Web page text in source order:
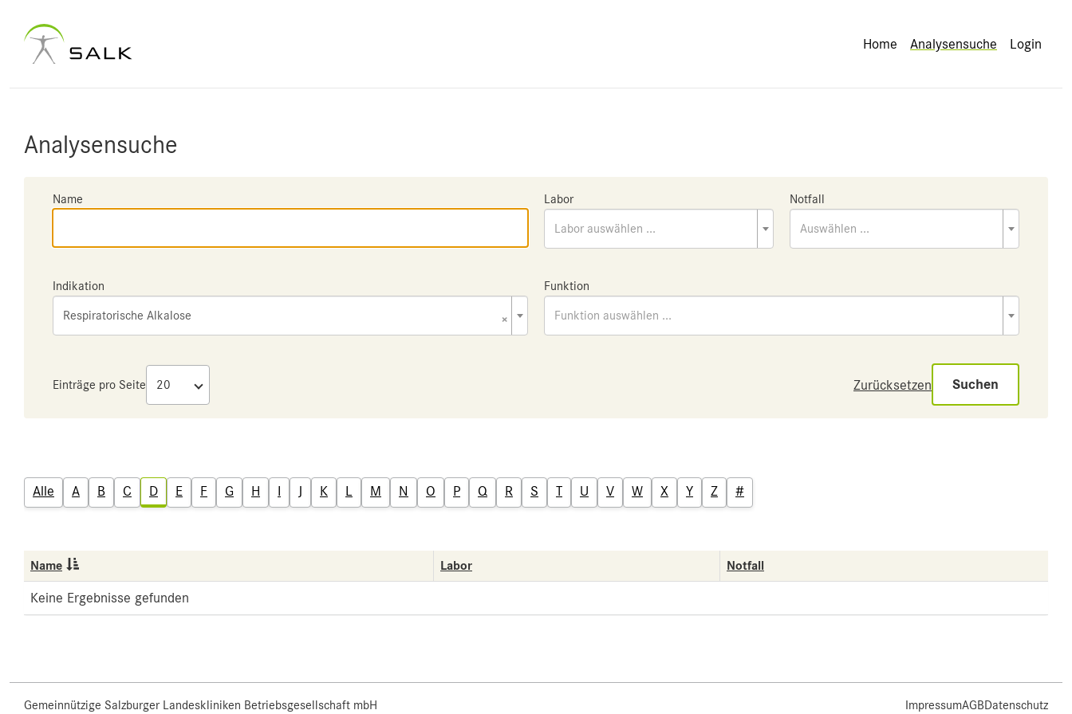
Home Analysensuche Login
Analysensuche
Name Labor
Labor auswählen ...
Notfall
Auswählen ...
Indikation
×
Respiratorische Alkalose
Funktion
Funktion auswählen ...
Einträge pro Seite Zurücksetzen Suchen
Alle A B C D E F G H I J K L M N O P Q R S T U V W X Y Z #
Name Labor Notfall
Keine Ergebnisse gefunden
Gemeinnützige Salzburger Landeskliniken Betriebsgesellschaft mbH ImpressumAGBDatenschutz